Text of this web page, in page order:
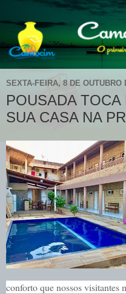
SEXTA-FEIRA, 8 DE OUTUBRO
POUSADA
SUA CASA NA
conforto que nossos visitantes